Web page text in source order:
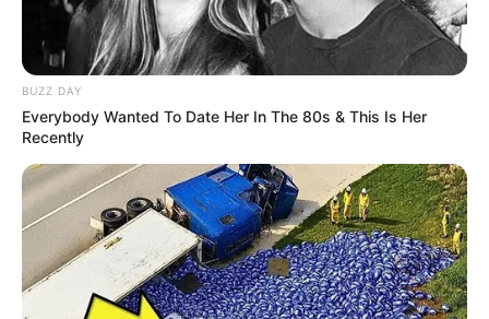
BUZZ DAY
Everybody Wanted To Date Her In The 80s & This Is Her
Recently